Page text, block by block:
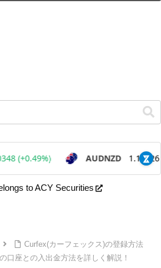
to ACY Securities
Curfex(カーフェックス)の登録方法
口座との入出金方法を詳しく解説！